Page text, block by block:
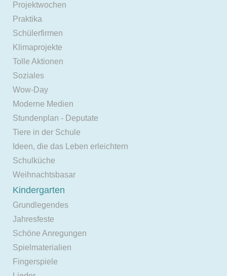
Projektwochen
Praktika
Schülerfirmen
Klimaprojekte
Tolle Aktionen
Soziales
Wow-Day
Moderne Medien
Stundenplan - Deputate
Tiere in der Schule
Ideen, die das Leben erleichtern
Schulküche
Weihnachtsbasar
Kindergarten
Grundlegendes
Jahresfeste
Schöne Anregungen
Spielmaterialien
Fingerspiele